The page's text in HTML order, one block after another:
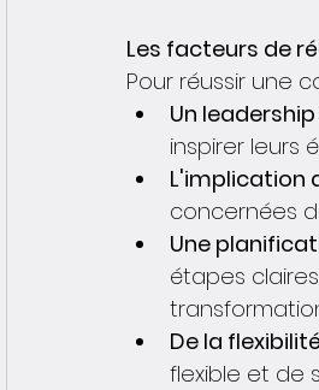
Les facteurs de
Pour réussir une
Un
inspirer leurs
L'implication
concernées
Une
étapes
De la
flexible et de